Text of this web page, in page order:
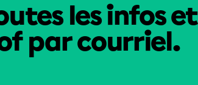
les infos
par courriel.